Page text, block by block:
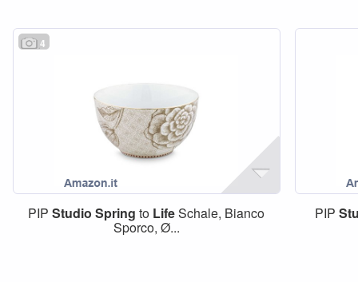
4
PIPStudio Spring to LifeSchale, Bianco
Sporco, Ø...
PIP